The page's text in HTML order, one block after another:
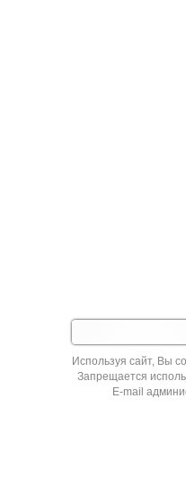
Используя cайт, Вы
Запрещается
E-mail